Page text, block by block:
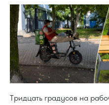
Тридцать градусов на